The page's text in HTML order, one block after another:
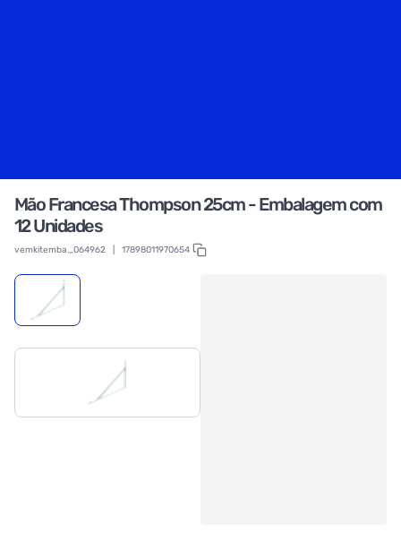
Mão Francesa Thompson 25cm - Embalagem com
12 Unidades
vemkitemba_064962 17898011970654